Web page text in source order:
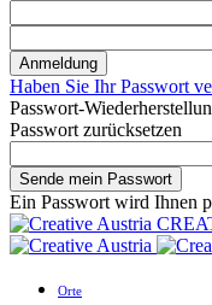
Haben Sie Ihr Passwort
Passwort-
Passwort zurücksetzen
Ein Passwort wird Ihnen
Orte